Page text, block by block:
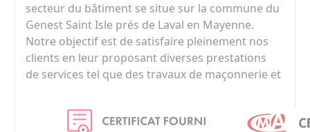
secteur du bâtiment se situe sur la commune du
Genest Saint Isle prés de Laval en Mayenne.
Notre objectif est de satisfaire pleinement nos
clients en leur proposant diverses prestations
de services tel que des travaux de maçonnerie et
adaptés, des travaux de nettoyage de toiture et
de façade ainsi que le ramonage des conduits